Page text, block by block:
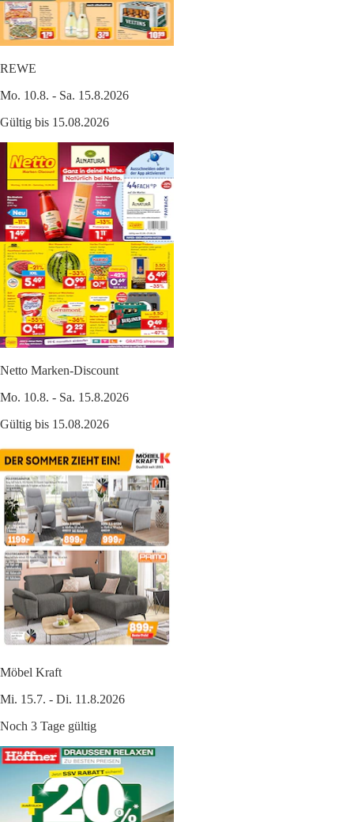
REWE
Mo. 10.8. - Sa. 15.8.2026
Gültig bis 15.08.2026
Netto Marken-Discount
Mo. 10.8. - Sa. 15.8.2026
Gültig bis 15.08.2026
Möbel Kraft
Mi. 15.7. - Di. 11.8.2026
Noch 3 Tage gültig